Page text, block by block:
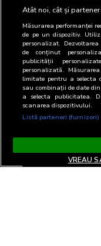
Atât noi, cât și
Măsurarea performanței
de pe un dispozitiv.
personalizat.
de conținut
publicității
personalizată.
limitate pentru a selecta
sau combinații de date
a selecta publicitatea.
scanarea dispozitivului.
Listă parteneri (furnizori)
VREAU